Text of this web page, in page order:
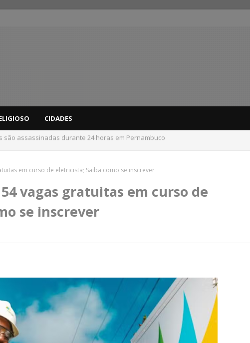
CIDADES
municípios do interior de PE recebem novo alerta amarelo de vendaval
em curso de eletricista; Saiba como se inscrever
vagas gratuitas em curso de
se inscrever